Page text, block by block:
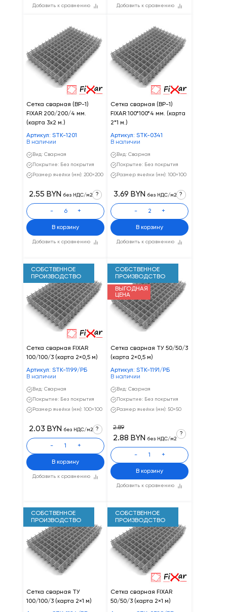
Добавить к сравнению Добавить к сравнению
Сетка сварная (ВР-1)
FIXAR 200/200/4 мм.
(карта 3x2 м.)
Артикул: STK-1201
В наличии
Вид: Сварная
Покрытие: Без покрытия
Размер ячейки (мм): 200×200
Добавить к сравнению
2.55 BYN без НДС/м2 ?
- +
В корзину
Сетка сварная (ВР-1)
FIXAR 100*100*4 мм. (карта
2*1 м.)
Артикул: STK-0341
В наличии
Вид: Сварная
Покрытие: Без покрытия
Размер ячейки (мм): 100×100
Добавить к сравнению
3.69 BYN без НДС/м2 ?
- +
В корзину
СОБСТВЕННОЕ
ПРОИЗВОДСТВО
Сетка сварная FIXAR
100/100/3 (карта 2×0,5 м)
Артикул: STK-1199/РБ
В наличии
Вид: Сварная
Покрытие: Без покрытия
Размер ячейки (мм): 100×100
Добавить к сравнению
2.03 BYN без НДС/м2 ?
- +
В корзину
СОБСТВЕННОЕ
ПРОИЗВОДСТВО
ВЫГОДНАЯ
ЦЕНА
Сетка сварная ТУ 50/50/3
(карта 2×0,5 м)
Артикул: STK-1191/РБ
В наличии
Вид: Сварная
Покрытие: Без покрытия
Размер ячейки (мм): 50×50
Добавить к сравнению
2.89
2.88 BYN без НДС/м2
?
- +
В корзину
СОБСТВЕННОЕ
ПРОИЗВОДСТВО
Сетка сварная ТУ
100/100/3 (карта 2×1 м)
СОБСТВЕННОЕ
ПРОИЗВОДСТВО
Сетка сварная FIXAR
50/50/3 (карта 2×1 м)